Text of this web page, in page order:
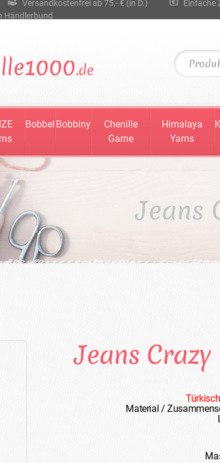
Versandkostenfrei ab 75,- € (in D.)
Einfache
Händlerbund
Bobbel Bobbiny
Chenille
Garne
Himalaya
Yarns
Jeans
Jeans Crazy
Material /